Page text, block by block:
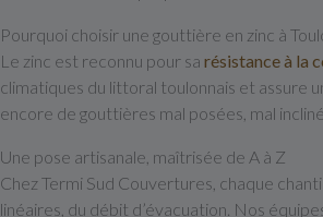
Pourquoi choisir une gouttière en zinc à
Le zinc est reconnu pour sa résistance à la
climatiques du littoral toulonnais et assure
encore de gouttières mal posées, mal
Une pose artisanale, maîtrisée de A à Z
Chez Termi Sud Couvertures, chaque
linéaires, du débit d’évacuation. Nos